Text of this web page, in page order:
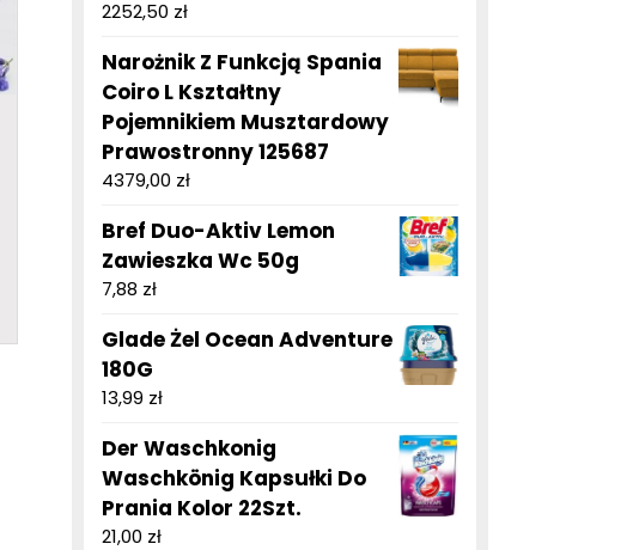
2252,50 zł
Narożnik Z Funkcją Spania
Coiro L Kształtny
Pojemnikiem Musztardowy
Prawostronny 125687
4379,00 zł
Bref Duo-Aktiv Lemon
Zawieszka Wc 50g
7,88 zł
Glade Żel Ocean Adventure
180G
13,99 zł
Der Waschkonig
Waschkönig Kapsułki Do
Prania Kolor 22Szt.
21,00 zł